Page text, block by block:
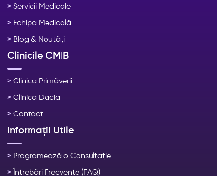
> Servicii Medicale
> Echipa Medicală
> Blog & Noutăți
Clinicile CMIB
> Clinica Primăverii
> Clinica Dacia
> Contact
Informații Utile
> Programează o Consultație
> Întrebări Frecvente (FAQ)